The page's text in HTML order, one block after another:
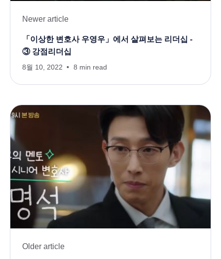
Newer article
「이상한 변호사 우영우」에서 살펴보는 리더십 -
③ 강점리더십
8월 10, 2022 8 min read
Older article